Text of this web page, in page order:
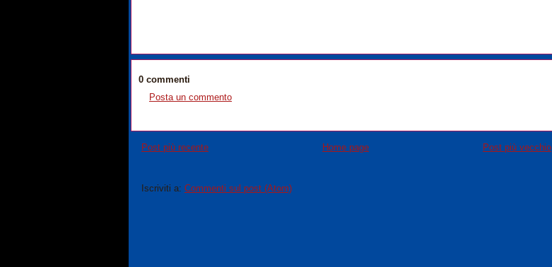
0 commenti
Posta un commento
Post più recente Post più vecchio
Home page
Iscriviti a: Commenti sul post (Atom)